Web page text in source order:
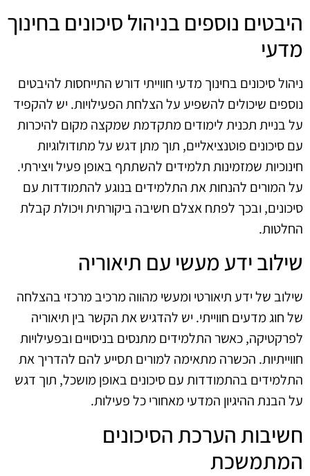
היבטים נוספים בניהול סיכונים בחינוך
מדעי
ניהול סיכונים בחינוך מדעי חווייתי דורש התייחסות להיבטים
נוספים שיכולים להשפיע על הצלחת הפעילויות. יש להקפיד
על בניית תכנית לימודים מתקדמת שמקצה מקום להיכרות
עם סיכונים פוטנציאליים, תוך מתן דגש על מתודולוגיות
חינוכיות שמזמינות תלמידים להשתתף באופן פעיל ויצירתי.
על המורים להנחות את התלמידים בנוגע להתמודדות עם
סיכונים, ובכך לפתח אצלם חשיבה ביקורתית ויכולת קבלת
החלטות.
שילוב ידע מעשי עם תיאוריה
שילוב של ידע תיאורטי ומעשי מהווה מרכיב מרכזי בהצלחה
של חוג מדעים חווייתי. יש להדגיש את הקשר בין תיאוריה
לפרקטיקה, כאשר התלמידים מתנסים בניסויים ובפעילויות
חווייתיות. הכשרה מתאימה למורים תסייע להם להדריך את
התלמידים בהתמודדות עם סיכונים באופן מושכל, תוך דגש
על הבנת ההיגיון המדעי מאחורי כל פעילות.
חשיבות הערכת הסיכונים
המתמשכת